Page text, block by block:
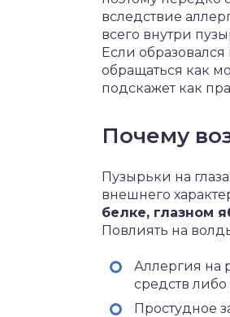
вследствие
всего внутри
Если
обращаться как
подскажет как
Почему
Пузырьки на
внешнего
белке, глазном
Повлиять на
Аллергия на
средств
Простудное